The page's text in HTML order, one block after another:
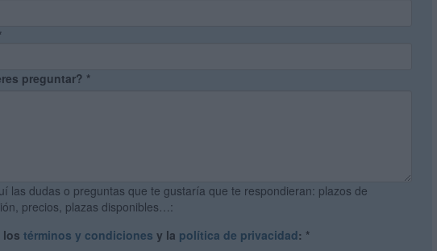
preguntar? *
las dudas o preguntas que te gustaría que te respondieran: plazos de
precios, plazas disponibles…:
los términos y condiciones y la política de privacidad: *